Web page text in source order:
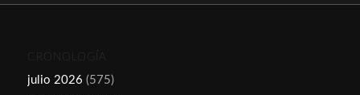
CRONOLOGÍA
julio 2026 (575)